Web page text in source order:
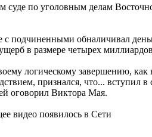
по уголовным делам
подчиненными обналичивал
в размере четырех
логическому завершению,
признался, что... вступил в
оговорил Виктора Мая.
видео появилось в Сети